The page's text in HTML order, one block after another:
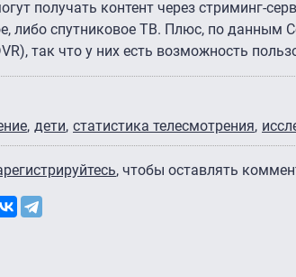
получать контент через стриминг-
либо спутниковое ТВ. Плюс, по данным
так что у них есть возможность
дети статистика телесмотрения
, чтобы оставлять